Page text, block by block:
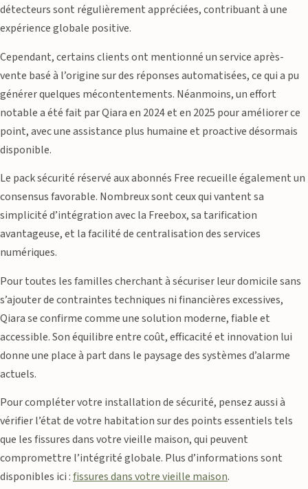
détecteurs sont régulièrement appréciées, contribuant à une
expérience globale positive.
Cependant, certains clients ont mentionné un service après-
vente basé à l’origine sur des réponses automatisées, ce qui a pu
générer quelques mécontentements. Néanmoins, un effort
notable a été fait par Qiara en 2024 et en 2025 pour améliorer ce
point, avec une assistance plus humaine et proactive désormais
disponible.
Le pack sécurité réservé aux abonnés Free recueille également un
consensus favorable. Nombreux sont ceux qui vantent sa
simplicité d’intégration avec la Freebox, sa tarification
avantageuse, et la facilité de centralisation des services
numériques.
Pour toutes les familles cherchant à sécuriser leur domicile sans
s’ajouter de contraintes techniques ni financières excessives,
Qiara se confirme comme une solution moderne, fiable et
accessible. Son équilibre entre coût, efficacité et innovation lui
donne une place à part dans le paysage des systèmes d’alarme
actuels.
Pour compléter votre installation de sécurité, pensez aussi à
vérifier l’état de votre habitation sur des points essentiels tels
que les fissures dans votre vieille maison, qui peuvent
compromettre l’intégrité globale. Plus d’informations sont
disponibles ici :fissures dans votre vieille maison.